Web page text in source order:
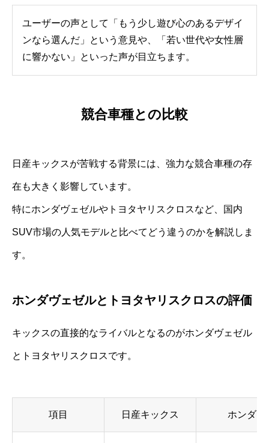
ユーザーの声として「もう少し遊び心のあるデザイ
ンなら選んだ」という意見や、「若い世代や女性層
に響かない」といった声が目立ちます。
競合車種との比較
日産キックスが苦戦する背景には、強力な競合車種の存
在も大きく影響しています。
特にホンダヴェゼルやトヨタヤリスクロスなど、国内
SUV市場の人気モデルと比べてどう違うのかを解説しま
す。
ホンダヴェゼルとトヨタヤリスクロスの評価
キックスの直接的なライバルとなるのがホンダヴェゼル
とトヨタヤリスクロスです。
項目 日産キックス ホンダヴ